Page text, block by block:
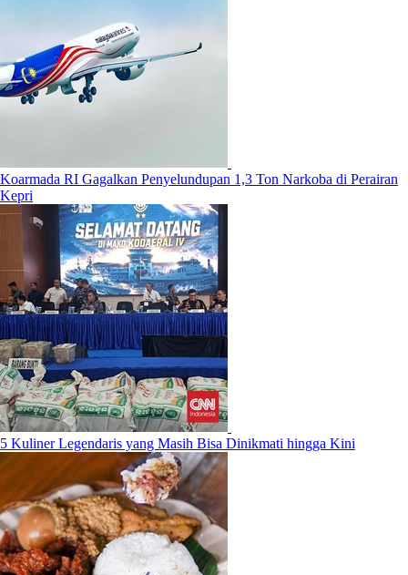
Koarmada RI Gagalkan Penyelundupan 1,3 Ton Narkoba di Perairan
Kepri
5 Kuliner Legendaris yang Masih Bisa Dinikmati hingga Kini